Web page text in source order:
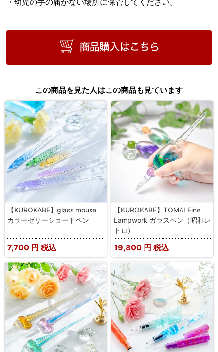
・幼児の手の届かない場所に保管してください。
この商品を見た人はこの商品も見ています
【KUROKABE】glass mouse
カラーゼリーショートペン
7,700 円 税込
【KUROKABE】TOMAI Fine
Lampwork ガラスペン（昭和レ
トロ）
19,800 円 税込